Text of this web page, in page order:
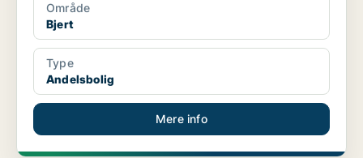
Område
Bjert
Type
Andelsbolig
Mere info